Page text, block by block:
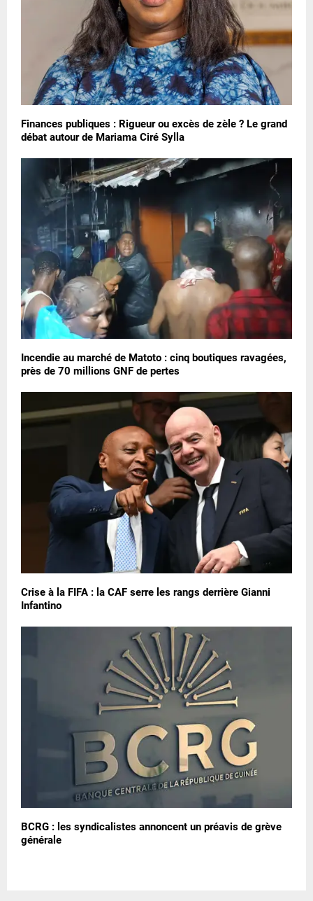
Finances publiques : Rigueur ou excès de zèle ? Le grand
débat autour de Mariama Ciré Sylla
Incendie au marché de Matoto : cinq boutiques ravagées,
près de 70 millions GNF de pertes
Crise à la FIFA : la CAF serre les rangs derrière Gianni
Infantino
BCRG : les syndicalistes annoncent un préavis de grève
générale